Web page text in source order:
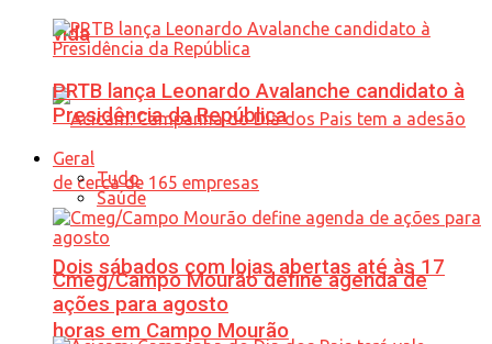
vida
Dois sábados com lojas abertas até às 17
horas em Campo Mourão
PRTB lança Leonardo Avalanche candidato à
Presidência da República
Geral
Tudo
Saúde
Cmeg/Campo Mourão define agenda de
ações para agosto